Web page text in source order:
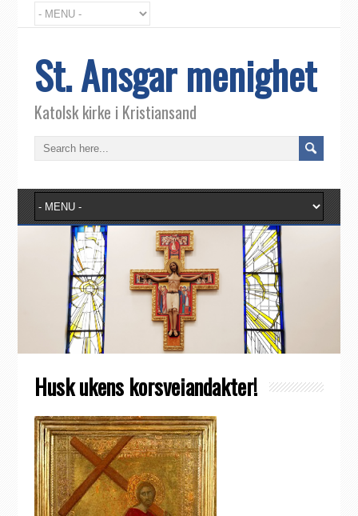
St. Ansgar menighet
Katolsk kirke i Kristiansand
Husk ukens korsveiandakter!